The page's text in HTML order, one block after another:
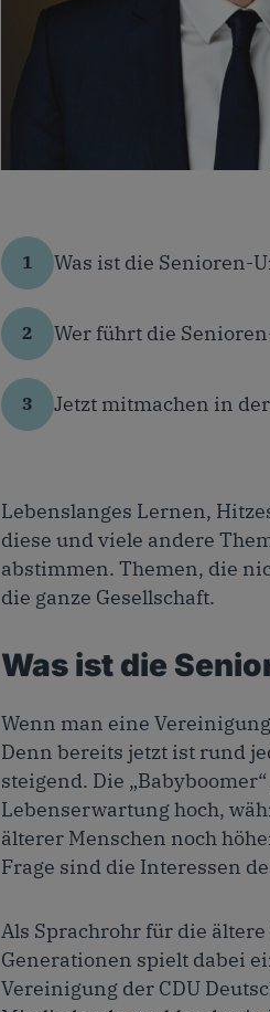
Was ist die Senioren-
Wer führt die
Jetzt mitmachen in
Lebenslanges Lernen,
diese und viele andere
abstimmen. Themen, die
die ganze Gesellschaft.
Was ist die
Wenn man eine
Denn bereits jetzt ist rund
steigend. Die
Lebenserwartung hoch,
älterer Menschen noch
Frage sind die Interessen
Als Sprachrohr für die
Generationen spielt dabei
Vereinigung der CDU